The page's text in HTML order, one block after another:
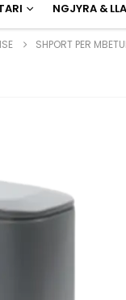
NGJYRA &
SHPORT PER